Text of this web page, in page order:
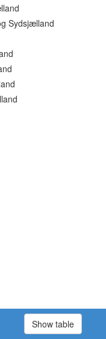
Sydsjælland
Show table